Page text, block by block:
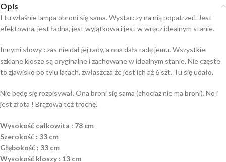
Opis
I tu właśnie lampa obroni się sama. Wystarczy na nią popatrzeć. Jest
efektowna, jest ładna, jest wyjątkowa i jest w wręcz idealnym stanie.
Innymi słowy czas nie dał jej rady, a ona dała radę jemu. Wszystkie
szklane klosze są oryginalne i zachowane w idealnym stanie. Nie częste
to zjawisko po tylu latach, zwłaszcza że jest ich aż 6 szt. Tu się udało.
Nie będę się rozpisywał. Ona broni się sama (chociaż nie ma broni). No i
jest złota ! Brązowa też trochę.
Wysokość całkowita : 78 cm
Szerokość : 33 cm
Głębokość : 33 cm
Wysokość kloszy : 13 cm